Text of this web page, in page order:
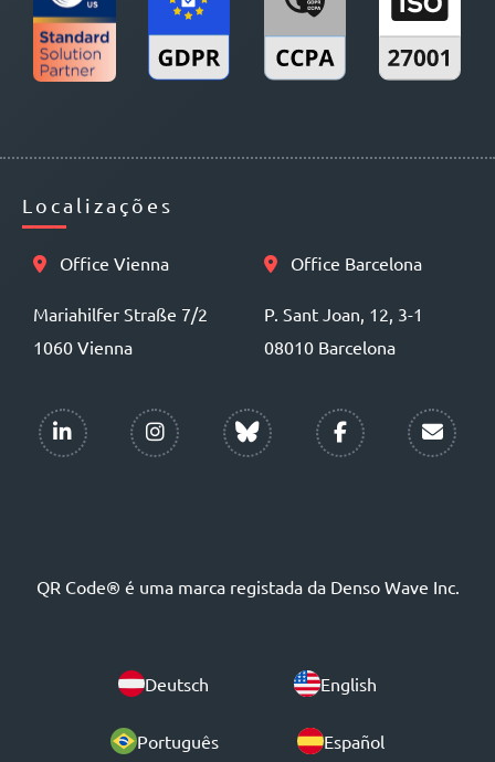
Localizações
Office Vienna
Mariahilfer Straße 7/2
1060 Vienna
Office Barcelona
P. Sant Joan, 12, 3-1
08010 Barcelona
QR Code® é uma marca registada da Denso Wave Inc.
Deutsch English
Português Español